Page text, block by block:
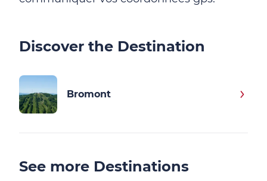
Discover the Destination
Bromont
See more Destinations